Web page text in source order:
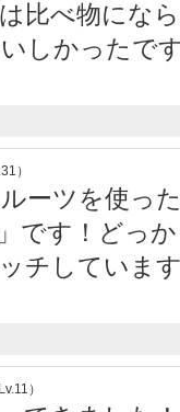
比べ物にな
しかったで
）
ーツを使っ
です！どっ
チしていま
）